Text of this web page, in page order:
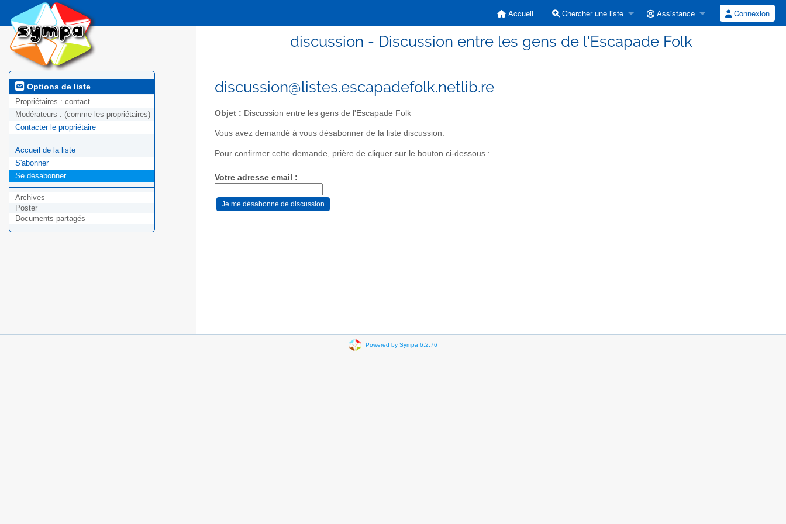
Accueil Chercher une liste Assistance Connexion
discussion - Discussion entre les gens de l'Escapade Folk
Options de liste
Propriétaires : contact
Modérateurs : (comme les propriétaires)
Contacter le propriétaire
Accueil de la liste
S'abonner
Se désabonner
Archives
Poster
Documents partagés
discussion@listes.escapadefolk.netlib.re
Objet : Discussion entre les gens de l'Escapade Folk
Vous avez demandé à vous désabonner de la liste discussion.
Pour confirmer cette demande, prière de cliquer sur le bouton ci-dessous :
Votre adresse email :
Powered by Sympa 6.2.76